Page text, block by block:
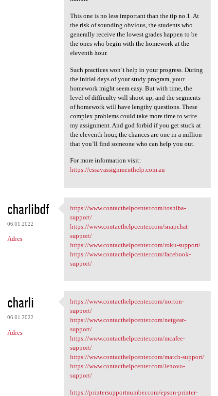
This one is no less important than the tip no.1. At
the risk of sounding obvious, the students who
generally receive the lowest grades happen to be
the ones who begin with the homework at the
eleventh hour.
Such practices won’t help in your progress. During
the initial days of your study program, your
homework might seem easy. But with time, the
level of difficulty will shoot up, and the segments
of homework will have lengthy questions. These
complex problems could take more time to write
my assignment. And god forbid if you get stuck at
the eleventh hour, the chances are one in a million
that you’ll find someone who can help you out.
For more information visit:
https://essayassignmenthelp.com.au
charlibdf
06.01.2022
Adres
https://www.contacthelpcenter
https://www.contacthelpcenter.com/toshiba-
support/
https://www.contacthelpcenter.com/snapchat-
support/
https://www.contacthelpcenter.com/roku-support/
https://www.contacthelpcenter.com/facebook-
support/
charli
06.01.2022
Adres
https://www.contacthelpcenter
https://www.contacthelpcenter.com/norton-
support/
https://www.contacthelpcenter.com/netgear-
support/
https://www.contacthelpcenter.com/mcafee-
support/
https://www.contacthelpcenter.com/match-support/
https://www.contacthelpcenter.com/lenovo-
support/
https://printersupportnumber.com/epson-printer-